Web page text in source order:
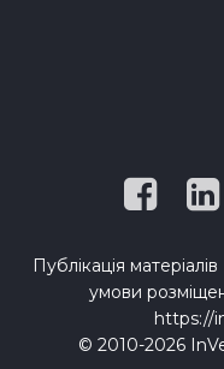
Публікація
умови
https://
© 2010-2026